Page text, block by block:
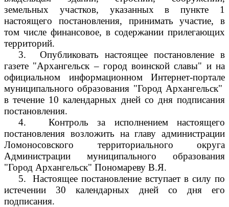
земельных участков, указанных в пункте 1
настоящего постановления, принимать участие, в
том числе финансовое, в содержании прилегающих
территорий.
3.
Опубликовать настоящее постановление в
газете "Архангельск – город воинской славы" и на
официальном информационном Интернет-портале
муниципального образования "Город Архангельск"
в течение 10 календарных дней со дня подписания
постановления.
4.
Контроль за исполнением настоящего
постановления возложить на главу администрации
Ломоносовского территориального округа
Администрации муниципального образования
"Город Архангельск" Пономареву В.Я.
5.
Настоящее постановление вступает в силу по
истечении 30 календарных дней со дня его
подписания.